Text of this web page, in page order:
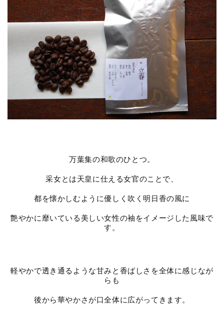
万葉集の和歌のひとつ。
采女とは天皇に仕える女官のことで、
都を懐かしむように優しく吹く明日香の風に
艶やかに靡いている美しい女性の袖をイメージした風味で
す。
軽やかで透き通るような甘みと香ばしさを全体に感じなが
らも
後から華やかさが口全体に広がってきます。